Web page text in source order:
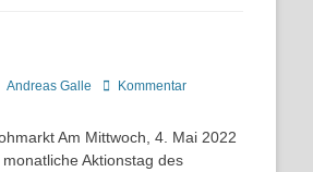
Andreas Galle
Kommentar
Am Mittwoch, 4. Mai 2022
Aktionstag des